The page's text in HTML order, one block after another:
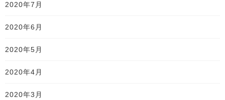
2020年7月
2020年6月
2020年5月
2020年4月
2020年3月